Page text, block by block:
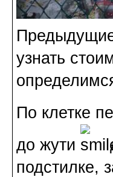
Предыдущие
узнать
По клетке
до жути
подстилке,